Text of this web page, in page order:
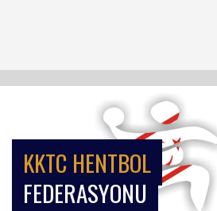
KKTC HENTBOL
FEDERASYONU